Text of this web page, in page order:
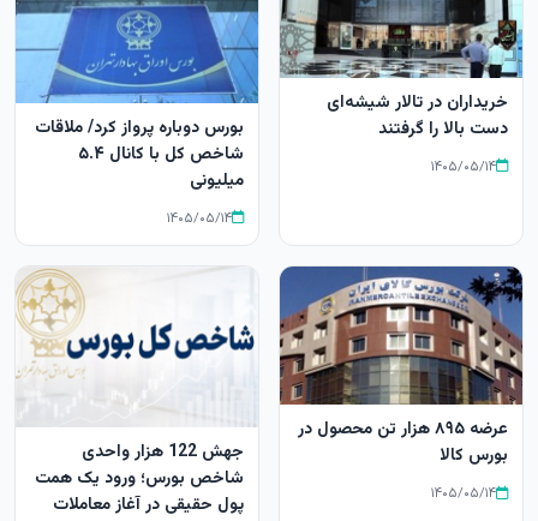
خریداران در تالار شیشه‌ای
دست بالا را گرفتند
۱۴۰۵/۰۵/۱۴
بورس دوباره پرواز کرد/ ملاقات
شاخص کل با کانال ۵.۴
میلیونی
۱۴۰۵/۰۵/۱۴
عرضه ۸۹۵ هزار تن محصول در
بورس کالا
۱۴۰۵/۰۵/۱۴
جهش 122 هزار واحدی
شاخص بورس؛ ورود یک همت
پول حقیقی در آغاز معاملات